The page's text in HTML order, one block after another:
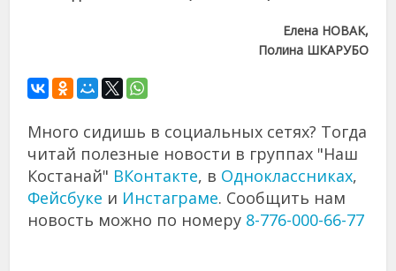
Елена НОВАК,
Полина ШКАРУБО
Много сидишь в социальных сетях? Тогда
читай полезные новости в группах "Наш
Костанай" ВКонтакте, в Одноклассниках,
Фейсбуке и Инстаграме. Сообщить нам
новость можно по номеру 8-776-000-66-77